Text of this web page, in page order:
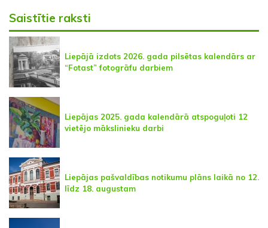
Saistītie raksti
Liepājā izdots 2026. gada pilsētas kalendārs ar
“Fotast” fotogrāfu darbiem
Liepājas 2025. gada kalendārā atspoguļoti 12
vietējo mākslinieku darbi
Liepājas pašvaldības notikumu plāns laikā no 12.
līdz 18. augustam